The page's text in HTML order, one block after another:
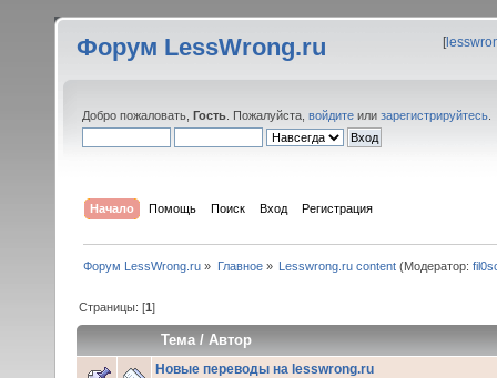
Форум LessWrong.ru [
Добро пожаловать, Гость . Пожалуйста, войдите или зарегистрируйтесь
Начало Помощь Поиск Вход Регистрация
Форум LessWrong.ru » Главное» Lesswrong.ru content(Модератор:
Страницы: [1]
Тема /Автор
Новые переводы на lesswrong.ru